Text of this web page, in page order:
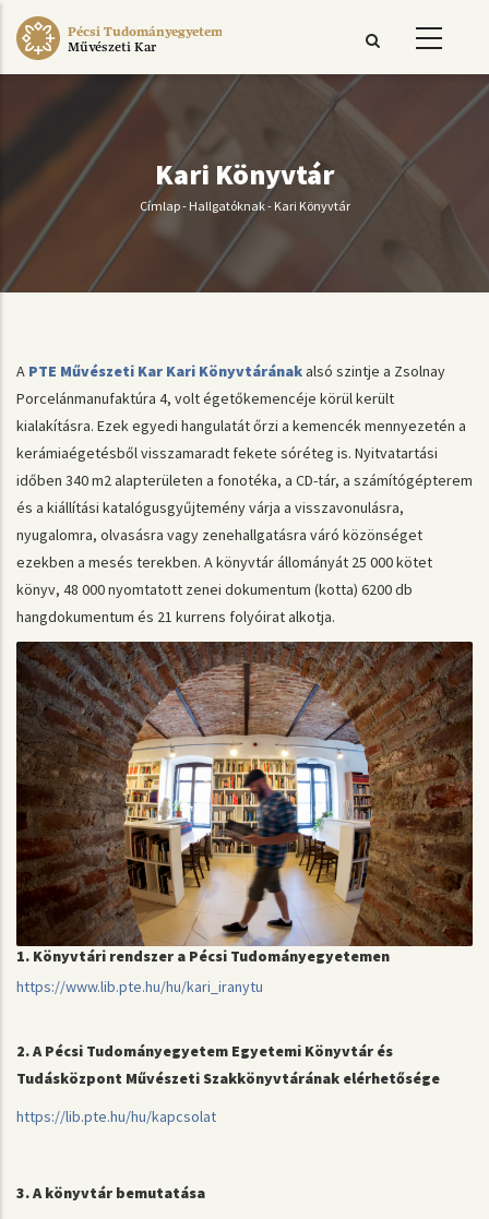
Ugrás
Pécsi Tudományegyetem
Művészeti Kar
Kari Könyvtár
Morzsa
Címlap- Hallgatóknak- Kari Könyvtár
A PTE Művészeti Kar Kari Könyvtárának alsó szintje a Zsolnay
Porcelánmanufaktúra 4, volt égetőkemencéje körül került
kialakításra. Ezek egyedi hangulatát őrzi a kemencék mennyezetén a
kerámiaégetésből visszamaradt fekete sóréteg is. Nyitvatartási
időben 340 m2 alapterületen a fonotéka, a CD-tár, a számítógépterem
és a kiállítási katalógusgyűjtemény várja a visszavonulásra,
nyugalomra, olvasásra vagy zenehallgatásra váró közönséget
ezekben a mesés terekben. A könyvtár állományát 25 000 kötet
könyv, 48 000 nyomtatott zenei dokumentum (kotta) 6200 db
hangdokumentum és 21 kurrens folyóirat alkotja.
1. Könyvtári rendszer a Pécsi Tudományegyetemen
https://www.lib.pte.hu/hu/kari_iranytu
2. A Pécsi Tudományegyetem Egyetemi Könyvtár és
Tudásközpont Művészeti Szakkönyvtárának elérhetősége
https://lib.pte.hu/hu/kapcsolat
3. A könyvtár bemutatása